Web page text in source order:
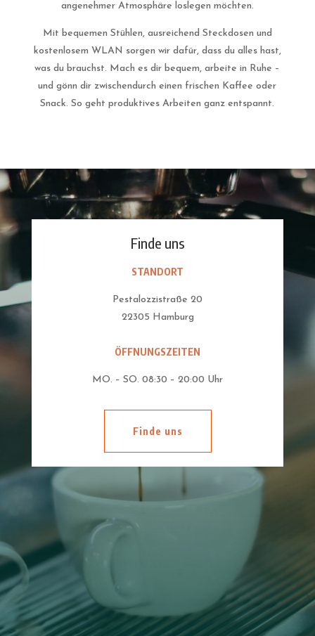
angenehmer Atmosphäre loslegen möchten.
Mit bequemen Stühlen, ausreichend Steckdosen und
kostenlosem WLAN sorgen wir dafür, dass du alles hast,
was du brauchst. Mach es dir bequem, arbeite in Ruhe –
und gönn dir zwischendurch einen frischen Kaffee oder
Snack. So geht produktives Arbeiten ganz entspannt.
Finde uns
STANDORT
Pestalozzistraße 20
22305 Hamburg
ÖFFNUNGSZEITEN
MO. – SO. 08:30 – 20:00 Uhr
Finde uns